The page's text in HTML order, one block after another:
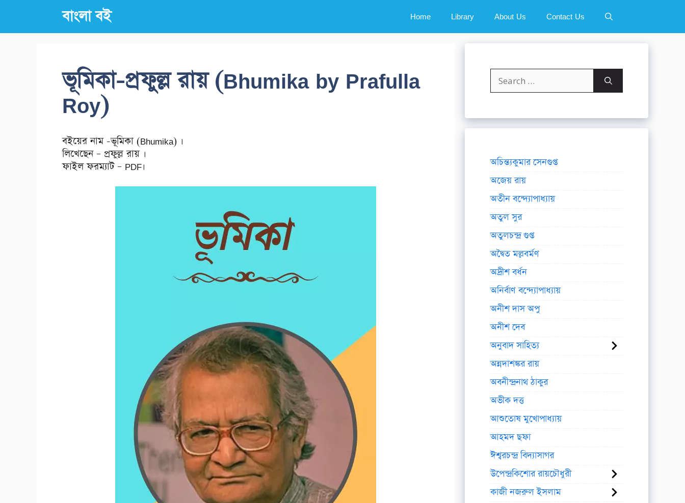
content
বাংলা বই Home Library About Us Contact Us
ভূমিকা-প্রফুল্ল রায় (Bhumika by Prafulla
Roy)
বইয়ের নাম -ভূমিকা (Bhumika) ।
লিখেছেন – প্রফুল্ল রায় ।
ফাইল ফরম্যাট – PDF।
Search
for:
অচিন্ত্যকুমার সেনগুপ্ত
অজেয় রায়
অতীন বন্দ্যোপাধ্যায়
অতুল সুর
অতুলচন্দ্র গুপ্ত
অদ্বৈত মল্লবর্মণ
অদ্রীশ বর্ধন
অনির্বাণ বন্দ্যোপাধ্যায়
অনীশ দাস অপু
অনীশ দেব
অনুবাদ সাহিত্য
অন্নদাশঙ্কর রায়
অবনীন্দ্রনাথ ঠাকুর
অভীক দত্ত
আশুতোষ মুখোপাধ্যায়
আহমদ ছফা
ঈশ্বরচন্দ্র বিদ্যাসাগর
উপেন্দ্রকিশোর রায়চৌধুরী
কাজী নজরুল ইসলাম